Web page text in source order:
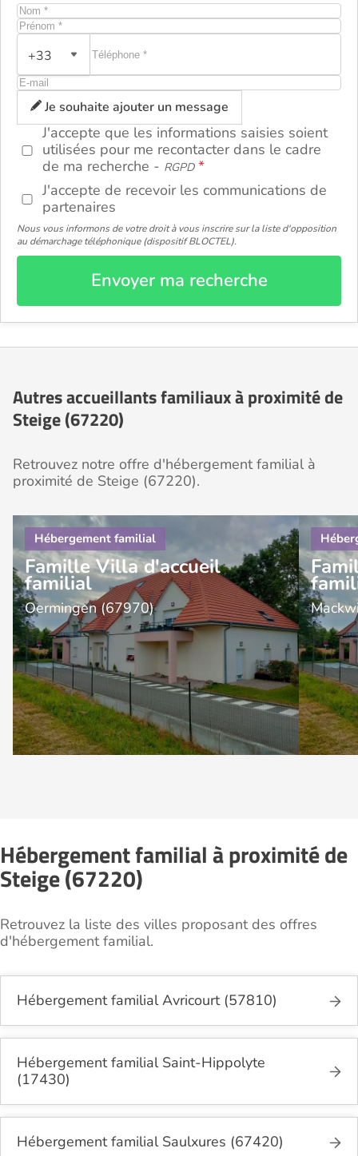
+33
Je souhaite ajouter un message
J'accepte que les informations saisies soient
utilisées pour me recontacter dans le cadre
de ma recherche - RGPD
J'accepte de recevoir les communications de
partenaires
Nous vous informons de votre droit à vous inscrire sur la liste d'opposition
au démarchage téléphonique (dispositif BLOCTEL).
Envoyer ma recherche
ou
Autres accueillants familiaux à proximité de
Steige (67220)
Retrouvez notre offre d'hébergement familial à
proximité de Steige (67220).
Famille Villa d'accueil
familial
Oermingen (67970)
Hébergement familial à proximité de
Steige (67220)
Retrouvez la liste des villes proposant des offres
d'hébergement familial.
Hébergement familial Avricourt (57810)
Hébergement familial Saint-Hippolyte
(17430)
Hébergement familial Saulxures (67420)